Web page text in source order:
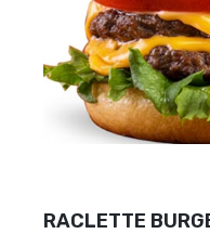
RACLETTE